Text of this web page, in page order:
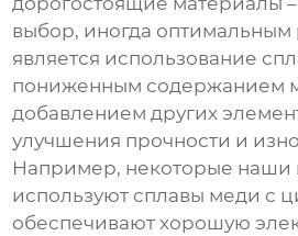
выбор, иногда
является использование
пониженным содержанием
добавлением других
улучшения прочности и
Например, некоторые наши
используют сплавы меди с
обеспечивают хорошую